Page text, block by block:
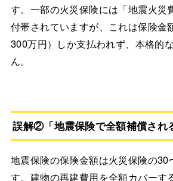
す。一部の火災保険には「地震火災
付帯されていますが、これは保険金
300万円）しか支払われず、本格的
ん。
誤解②「地震保険で全額補償され
地震保険の保険金額は火災保険の
す。建物の再建費用を全額カバーす